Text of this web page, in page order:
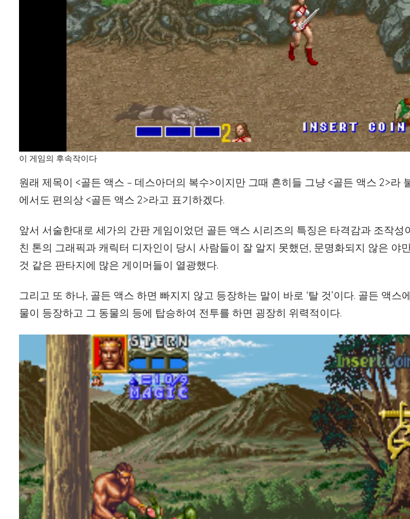
이 게임의 후속작이다
원래 제목이 <골든 액스 – 데스아더의 복수>이지만 그때 흔히들 그냥 <골든 액스 2>라
에서도 편의상 <골든 액스 2>라고 표기하겠다.
앞서 서술한대로 세가의 간판 게임이었던 골든 액스 시리즈의 특징은 타격감과 조작성
친 톤의 그래픽과 캐릭터 디자인이 당시 사람들이 잘 알지 못했던, 문명화되지 않은 야
것 같은 판타지에 많은 게이머들이 열광했다.
그리고 또 하나, 골든 액스 하면 빠지지 않고 등장하는 말이 바로 ‘탈 것’이다. 골든 액스
물이 등장하고 그 동물의 등에 탑승하여 전투를 하면 굉장히 위력적이다.